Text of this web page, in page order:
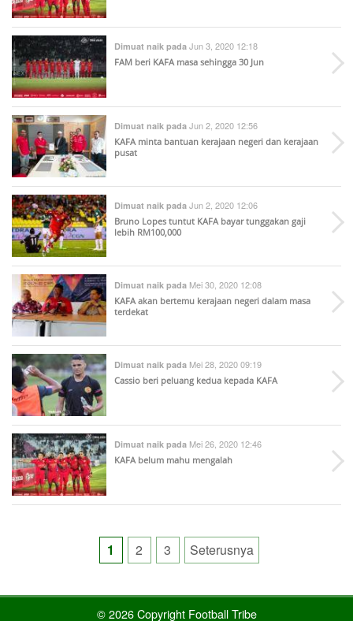
Dimuat naik pada Jun 3, 2020 12:18
FAM beri KAFA masa sehingga 30 Jun
Dimuat naik pada Jun 2, 2020 12:56
KAFA minta bantuan kerajaan negeri dan kerajaan
pusat
Dimuat naik pada Jun 2, 2020 12:06
Bruno Lopes tuntut KAFA bayar tunggakan gaji
lebih RM100,000
Dimuat naik pada Mei 30, 2020 12:08
KAFA akan bertemu kerajaan negeri dalam masa
terdekat
Dimuat naik pada Mei 28, 2020 09:19
Cassio beri peluang kedua kepada KAFA
Dimuat naik pada Mei 26, 2020 12:46
KAFA belum mahu mengalah
Posts
pagination
1 2 3 Seterusnya
© 2026 Copyright Football Tribe